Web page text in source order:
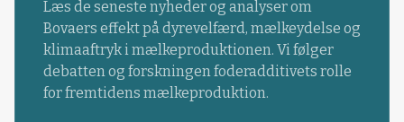
Læs de seneste nyheder og analyser om
Bovaers effekt på dyrevelfærd, mælkeydelse og
klimaaftryk i mælkeproduktionen. Vi følger
debatten og forskningen foderadditivets rolle
for fremtidens mælkeproduktion.